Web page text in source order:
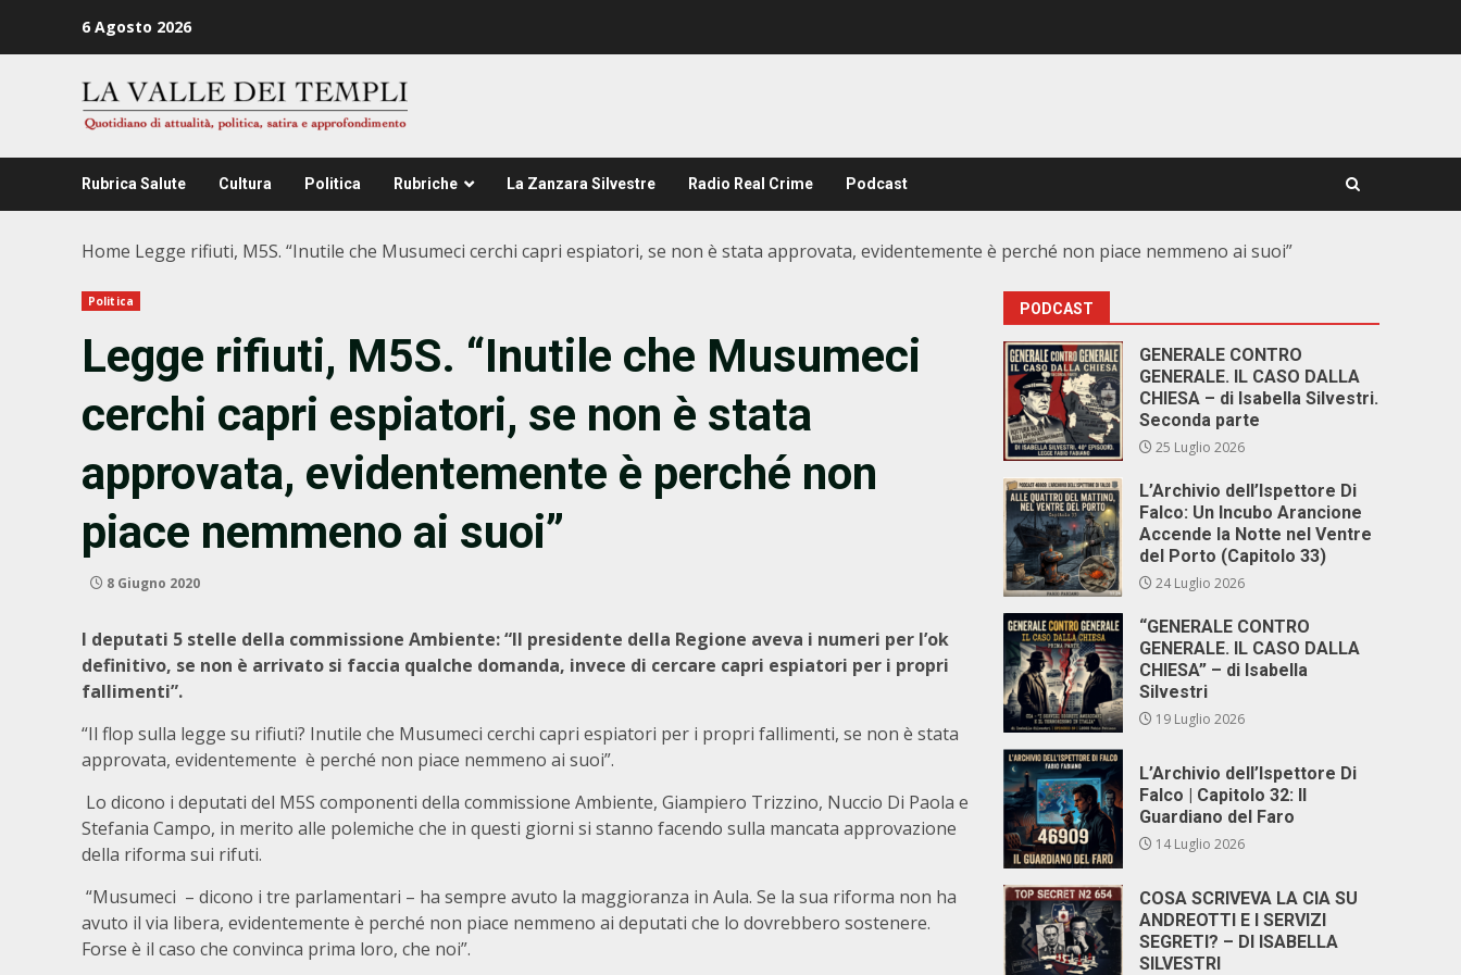
6 Agosto 2026
Rubrica Salute Cultura Politica Rubriche La Zanzara Silvestre Radio Real Crime Podcast
Home Legge rifiuti, M5S. “Inutile che Musumeci cerchi capri espiatori, se non è stata approvata, evidentemente è perché non piace nemmeno ai suoi”
Politica
Legge rifiuti, M5S. “Inutile che Musumeci
cerchi capri espiatori, se non è stata
approvata, evidentemente è perché non
piace nemmeno ai suoi”
8 Giugno 2020
I deputati 5 stelle della commissione Ambiente: “Il presidente della Regione aveva i numeri per l’ok
definitivo, se non è arrivato si faccia qualche domanda, invece di cercare capri espiatori per i propri
fallimenti”.
“Il flop sulla legge su rifiuti? Inutile che Musumeci cerchi capri espiatori per i propri fallimenti, se non è stata
approvata, evidentemente è perché non piace nemmeno ai suoi”.
Lo dicono i deputati del M5S componenti della commissione Ambiente, Giampiero Trizzino, Nuccio Di Paola e
Stefania Campo, in merito alle polemiche che in questi giorni si stanno facendo sulla mancata approvazione
della riforma sui rifuti.
“Musumeci – dicono i tre parlamentari – ha sempre avuto la maggioranza in Aula. Se la sua riforma non ha
avuto il via libera, evidentemente è perché non piace nemmeno ai deputati che lo dovrebbero sostenere.
Forse è il caso che convinca prima loro, che noi”.
PODCAST
GENERALE CONTRO
GENERALE. IL CASO DALLA
CHIESA – di Isabella Silvestri.
Seconda parte
25 Luglio 2026
L’Archivio dell’Ispettore Di
Falco: Un Incubo Arancione
Accende la Notte nel Ventre
del Porto (Capitolo 33)
24 Luglio 2026
“GENERALE CONTRO
GENERALE. IL CASO DALLA
CHIESA” – di Isabella
Silvestri
19 Luglio 2026
L’Archivio dell’Ispettore Di
Falco | Capitolo 32: Il
Guardiano del Faro
14 Luglio 2026
COSA SCRIVEVA LA CIA SU
ANDREOTTI E I SERVIZI
SEGRETI? – DI ISABELLA
SILVESTRI